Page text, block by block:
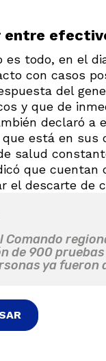
entre
es todo, en el
con casos
del
y que de
declaró a
está en sus
salud
que cuentan
el descarte de
Comando
de 900
ya fueron